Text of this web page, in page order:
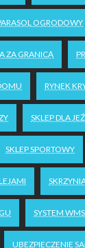
OGRODOWY
ZA GRANICĄ
RYNEK
SKLEP DLA
SKLEP SPORTOWY
SYSTEM WMS
UBEZPIECZENIE